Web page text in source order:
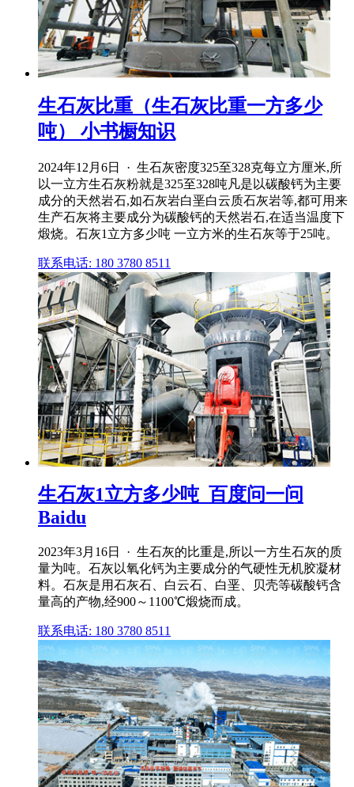
生石灰比重（生石灰比重一方多少
吨） 小书橱知识
2024年12月6日 · 生石灰密度325至328克每立方厘米,所
以一立方生石灰粉就是325至328吨凡是以碳酸钙为主要
成分的天然岩石,如石灰岩白垩白云质石灰岩等,都可用来
生产石灰将主要成分为碳酸钙的天然岩石,在适当温度下
煅烧。石灰1立方多少吨 一立方米的生石灰等于25吨。
联系电话: 180 3780 8511
生石灰1立方多少吨_百度问一问
Baidu
2023年3月16日 · 生石灰的比重是,所以一方生石灰的质
量为吨。石灰以氧化钙为主要成分的气硬性无机胶凝材
料。石灰是用石灰石、白云石、白垩、贝壳等碳酸钙含
量高的产物,经900～1100℃煅烧而成。
联系电话: 180 3780 8511